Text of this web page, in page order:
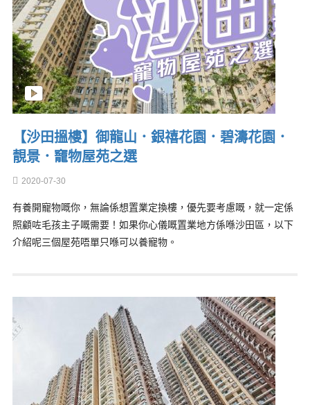
【沙田搵樓】御龍山．銀禧花園．碧濤花園．
靚景．竉物屋苑之選
2020-07-30
有養開寵物嘅你，無論係想置業定換樓，優先要考慮嘅，就一定係
照顧咗毛孩主子嘅需要！如果你心儀嘅置業地方係喺沙田區，以下
介紹呢三個屋苑唔單只喺可以養寵物。